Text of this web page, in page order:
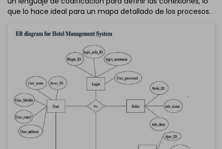
Haz clic para descargar y utilizar esta plantilla.
El archivo
debe abrirse en EdrawMax.
Si aún no tienesEdrawMax, puedes descargarlo gratis
También puedes probar
EdrawMax Onlinegratis desde
que lo hace ideal para un mapa detallado de los procesos.